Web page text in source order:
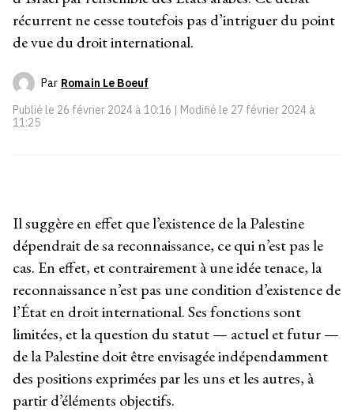
récurrent ne cesse toutefois pas d’intriguer du point
de vue du droit international.
Par Romain Le Boeuf
Publié le 26 février 2024 à 10:16 | Modifié le 27 février 2024 à
11:25
Il suggère en effet que l’existence de la Palestine
dépendrait de sa reconnaissance, ce qui n’est pas le
cas. En effet, et contrairement à une idée tenace, la
reconnaissance n’est pas une condition d’existence de
l’État en droit international. Ses fonctions sont
limitées, et la question du statut — actuel et futur —
de la Palestine doit être envisagée indépendamment
des positions exprimées par les uns et les autres, à
partir d’éléments objectifs.